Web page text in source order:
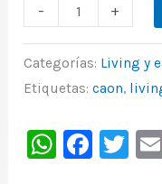
- +
Categorías: Living y
Etiquetas:caon,